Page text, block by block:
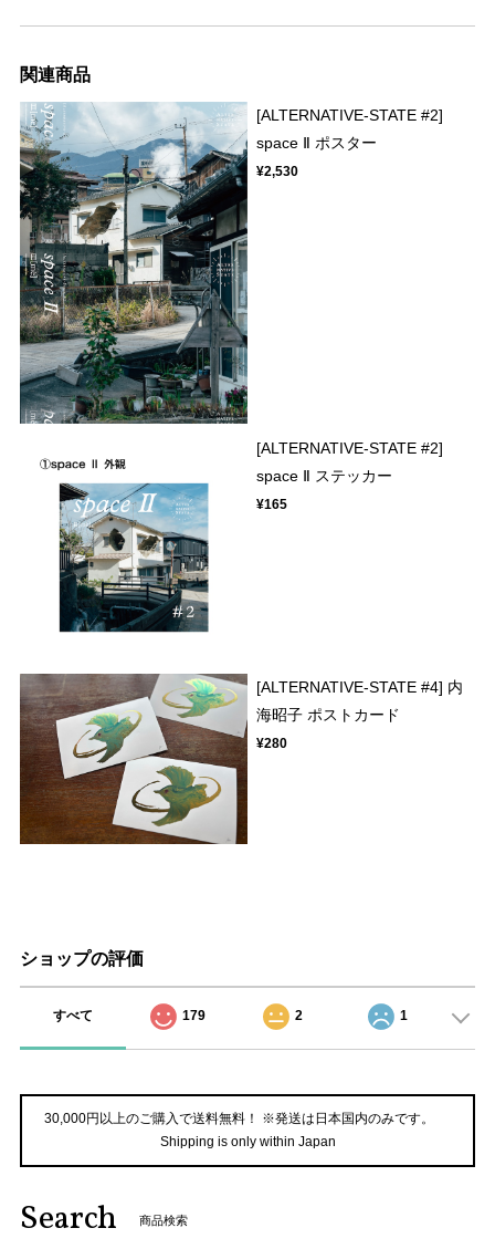
関連商品
[ALTERNATIVE-STATE #2]
space Ⅱ ポスター
¥2,530
[ALTERNATIVE-STATE #2]
space Ⅱ ステッカー
¥165
[ALTERNATIVE-STATE #4] 内
海昭子 ポストカード
¥280
ショップの評価
すべて 179 2 1
30,000円以上のご購入で送料無料！ ※発送は日本国内のみです。
Shipping is only within Japan
Search 商品検索